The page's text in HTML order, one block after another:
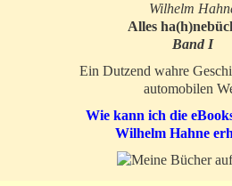
Wilhelm
Alles
Band I
Ein Dutzend wahre
automobilen
Wie kann ich die
Wilhelm Hahne